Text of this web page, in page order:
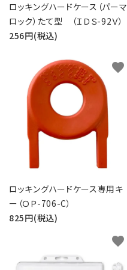
ロッキングハードケース（パーマ
ロック）たて型 （ＩＤＳ-92Ｖ）
256円(税込)
ロッキングハードケース専用キ
ー（ＯＰ-706-C）
825円(税込)
favorite
favorite